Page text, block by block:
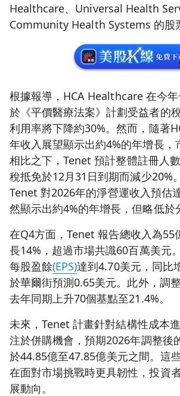
Healthcare、Universal Health
Community Health Systems 的股
根據報導，HCA Healthcare 在今
於《平價醫療法案》計劃受益者的
利用率將下降約30%。然而，隨著
年收入展望顯示出約4%的年增長，
相比之下，Tenet 預計整體註冊人
稅抵免於12月31日到期而減少20%
Tenet 對2026年的淨營運收入預估
然顯示出約4%的年增長，但略低於
在Q4方面，Tenet 報告總收入為55
長14%，超過市場共識60百萬美元
每股盈餘(EPS)達到4.70美元，同比
於華爾街預測0.65美元。此外，調
去年同期上升70個基點至21.4%。
未來，Tenet 計畫針對結構性成本
注於併購機會，預期2026年調整後
於44.85億至47.85億美元之間。這
在面對市場挑戰時更具韌性，投資
展動向。